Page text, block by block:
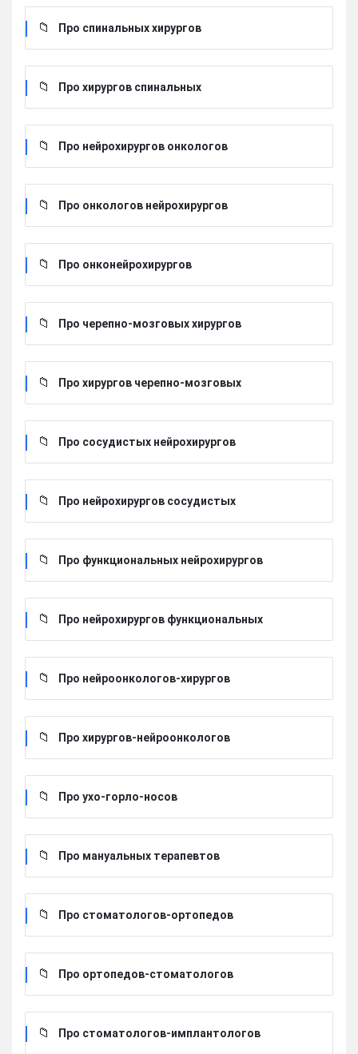
Про спинальных хирургов
Про хирургов cпинальных
Про нейрохирургов онкологов
Про онкологов нейрохирургов
Про онконейрохирургов
Про черепно-мозговых хирургов
Про хирургов черепно-мозговых
Про сосудистых нейрохирургов
Про нейрохирургов сосудистых
Про функциональных нейрохирургов
Про нейрохирургов функциональных
Про нейроонкологов-хирургов
Про хирургов-нейроонкологов
Про ухо-горло-носов
Про мануальных терапевтов
Про стоматологов-ортопедов
Про ортопедов-стоматологов
Про стоматологов-имплантологов